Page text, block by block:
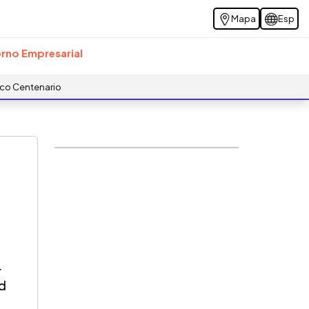
Mapa Esp
Empresarial
Centenario